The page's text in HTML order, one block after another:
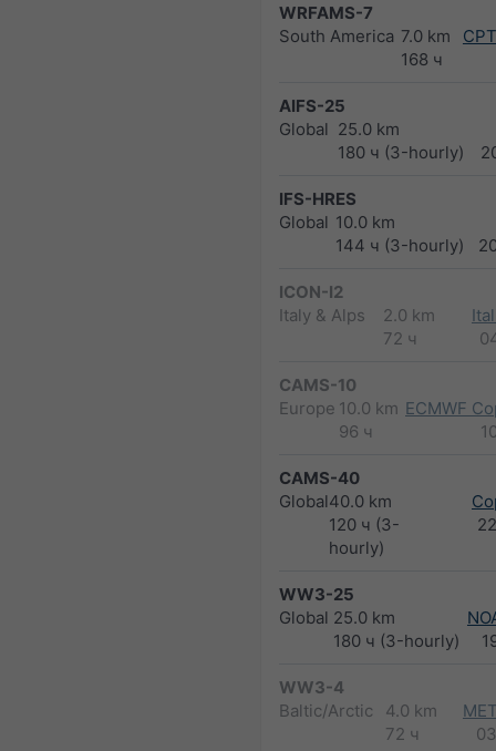
WRFAMS-7
South America 7.0 km
168 ч
AIFS-25
Global 25.0 km
180 ч (3-hourly)
IFS-HRES
Global 10.0 km
144 ч (3-hourly)
ICON-I2
Italy & Alps
2.0 km
72 ч
CAMS-10
Europe 10.0 km
96 ч
ECMWF
CAMS-40
Global40.0 km
120 ч (3-
hourly)
WW3-25
Global 25.0 km
180 ч (3-hourly)
WW3-4
Baltic/Arctic
4.0 km
72 ч